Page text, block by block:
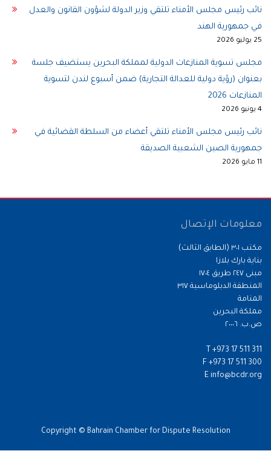
نائب رئيس مجلس الأمناء تلتقي وزير الدولة لشؤون القانون والعدل
في جمهورية الهند
25 يوليو 2026
مجلس تسوية المنازعات الدولية لمملكة البحرين يستضيف جلسة
بعنوان (رؤية دولية للعدالة التجارية) ضمن أسبوع لندن لتسوية
المنازعات 2026
4 يونيو 2026
نائب رئيس مجلس الأمناء تلتقي أعضاء من السلطة القضائية في
جمهورية الصين الشعبية الصديقة
11 مايو 2026
معلومات الإتصال
مكتب ٣٠١ (الطابق الثالث)
بناية بارك بلازا
مبنى ٢٤٧ طريق ١٧٠٤
المنطقة الدبلوماسية ٣١٧
المنامة
مملكة البحرين
ص.ب. ٢٠٠٠٦
T+973 17 511 311
F+973 17 511 300
Einfo@bcdr.org
Copyright © Bahrain Chamber for Dispute Resolution